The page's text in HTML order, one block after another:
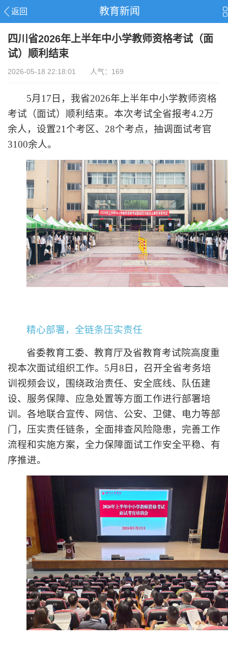
返回 教育新闻
四川省2026年上半年中小学教师资格考试（面
试）顺利结束
2026-05-18 22:18:01 人气：169
5月17日，我省2026年上半年中小学教师资格
考试（面试）顺利结束。本次考试全省报考4.2万
余人，设置21个考区、28个考点，抽调面试考官
3100余人。
精心部署，全链条压实责任
省委教育工委、教育厅及省教育考试院高度重
视本次面试组织工作。 5月8日，召开全省考务培
训视频会议，围绕政治责任、安全底线、队伍建
设、服务保障、应急处置等方面工作进行部署培
训。各地联合宣传、网信、公安、卫健、电力等部
门，压实责任链条，全面排查风险隐患，完善工作
流程和实施方案，全力保障面试工作安全平稳、有
序推进。